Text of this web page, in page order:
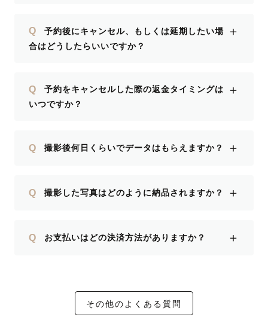
Q
予約後にキャンセル、もしくは延期したい場
合はどうしたらいいですか？
＋
Q
予約をキャンセルした際の返金タイミングは
いつですか？
＋
Q 撮影後何日くらいでデータはもらえますか？ ＋
Q 撮影した写真はどのように納品されますか？ ＋
Q お支払いはどの決済方法がありますか？ ＋
その他のよくある質問